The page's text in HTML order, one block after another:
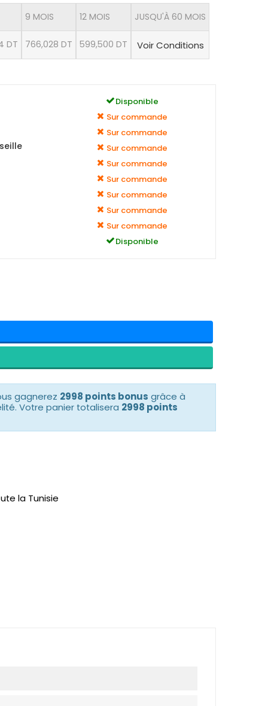
DT
9 MOIS
766,028 DT
12 MOIS
599,500 DT
JUSQU'À 60 MOIS
Voir Conditions
Disponible
Sur commande
Sur commande
Sur commande
Sur commande
Sur commande
Sur commande
Sur commande
Sur commande
Disponible
gagnerez 2998 points bonus grâce à
Votre panier totalisera 2998 points
la Tunisie